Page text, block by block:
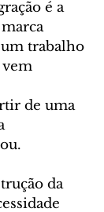
é a
trabalho
vem
de uma
da